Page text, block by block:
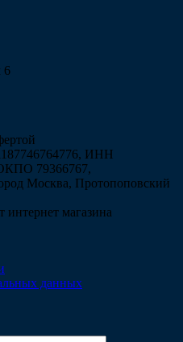
6
ИНН
79366767,
Москва, Протопоповский
интернет магазина
данных